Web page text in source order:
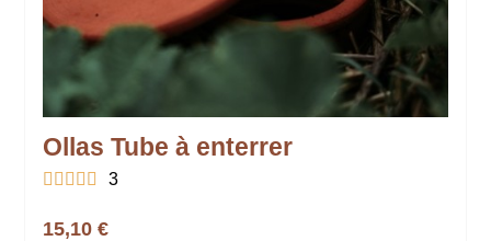
Ollas Tube à enterrer
     3
15,10 €